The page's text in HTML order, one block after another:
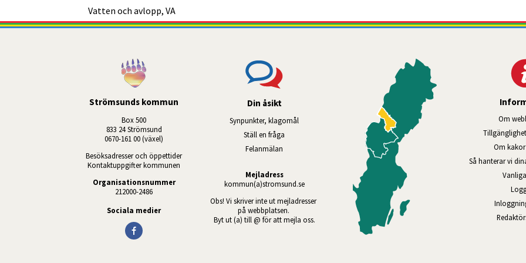
Vatten och avlopp, VA
Strömsunds kommun
Box 500
833 24 Strömsund
0670-161 00 (växel)
Besöksadresser och öppettider
Kontaktuppgifter kommunen
Organisationsnummer
212000-2486
Sociala medier
Din åsikt
Synpunkter, klagomål
Ställ en fråga
Felanmälan
Mejladress
kommun(a)stromsund.se
Obs! Vi skriver inte ut mejladresser
på webbplatsen.
Byt ut (a) till @ för att mejla oss.
Om
Om
Så hanterar vi